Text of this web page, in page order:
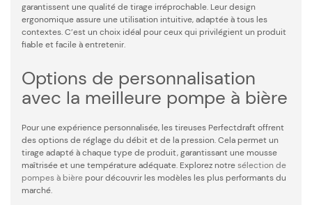
garantissent une qualité de tirage irréprochable. Leur design
ergonomique assure une utilisation intuitive, adaptée à tous les
contextes. C’est un choix idéal pour ceux qui privilégient un produit
fiable et facile à entretenir.
Options de personnalisation
avec la meilleure pompe à bière
Pour une expérience personnalisée, les tireuses Perfectdraft offrent
des options de réglage du débit et de la pression. Cela permet un
tirage adapté à chaque type de produit, garantissant une mousse
maîtrisée et une température adéquate. Explorez notresélection de
pompes à bièrepour découvrir les modèles les plus performants du
marché.